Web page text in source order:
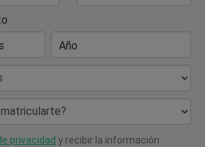
Año
privacidad y recibir la información